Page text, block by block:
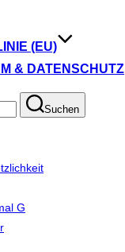
(EU)
& DATENSCHUTZ
Suchen
G